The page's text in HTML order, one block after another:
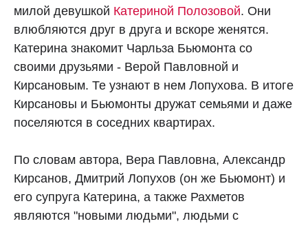
милой девушкой Катериной Полозовой. Они
влюбляются друг в друга и вскоре женятся.
Катерина знакомит Чарльза Бьюмонта со
своими друзьями - Верой Павловной и
Кирсановым. Те узнают в нем Лопухова. В итоге
Кирсановы и Бьюмонты дружат семьями и даже
поселяются в соседних квартирах.
По словам автора, Вера Павловна, Александр
Кирсанов, Дмитрий Лопухов (он же Бьюмонт) и
его супруга Катерина, а также Рахметов
являются "новыми людьми", людьми с